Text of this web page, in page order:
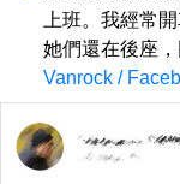
上班。我經常
她們還在後座，
Vanrock /